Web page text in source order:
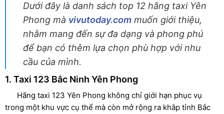
Dưới đây là danh sách top 12 hãng taxi Yên
Phong mà vivutoday.commuốn giới thiệu,
nhằm mang đến sự đa dạng và phong phú
để bạn có thêm lựa chọn phù hợp với nhu
cầu của mình.
1. Taxi 123 Bắc Ninh Yên Phong
Hãng taxi 123 Yên Phong không chỉ giới hạn phục vụ
trong một khu vực cụ thể mà còn mở rộng ra khắp tỉnh Bắc